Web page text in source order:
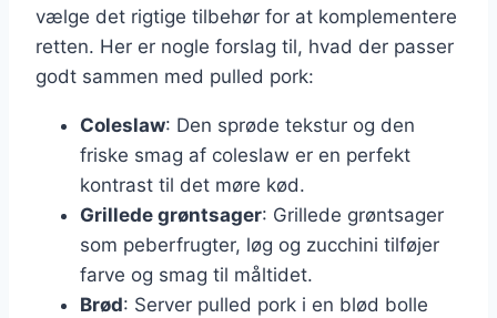
vælge det rigtige tilbehør for at komplementere
retten. Her er nogle forslag til, hvad der passer
godt sammen med pulled pork:
Coleslaw: Den sprøde tekstur og den
friske smag af coleslaw er en perfekt
kontrast til det møre kød.
Grillede grøntsager: Grillede grøntsager
som peberfrugter, løg og zucchini tilføjer
farve og smag til måltidet.
Brød: Server pulled pork i en blød bolle